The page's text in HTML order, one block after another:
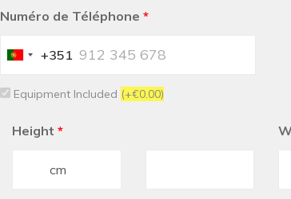
Numéro de Téléphone *
Portugal
+351
Equipment Included (+€0.00)
Height *